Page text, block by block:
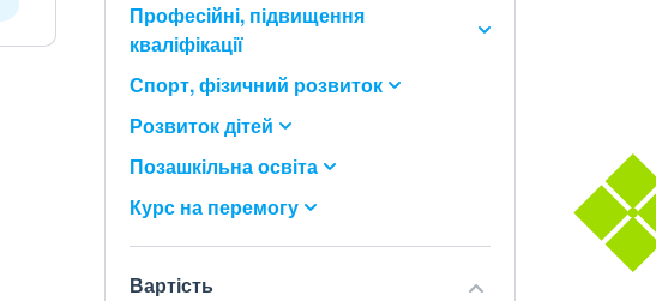
Професійні, підвищення
кваліфікації
Спорт, фізичний розвиток
Розвиток дітей
Позашкільна освіта
Курс на перемогу
Вартість